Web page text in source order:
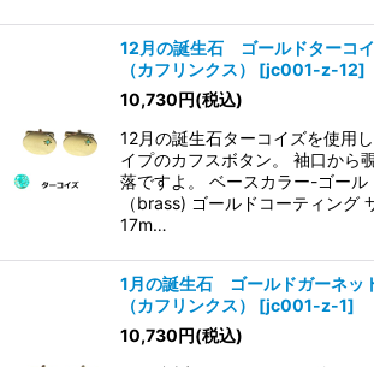
12月の誕生石 ゴールドターコ
（カフリンクス）
[jc001-z-12]
10,730円(税込)
12月の誕生石ターコイズを使用
イプのカフスボタン。 袖口から
落ですよ。 ベースカラー-ゴー
（brass) ゴールドコーティング
17m…
1月の誕生石 ゴールドガーネッ
（カフリンクス）
[jc001-z-1]
10,730円(税込)